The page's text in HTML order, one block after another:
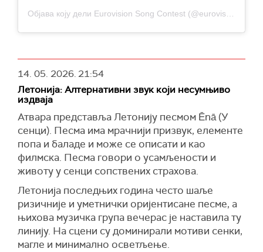
14. 05. 2026.21:54
Летонија: Алтернативни звук који несумњиво
издваја
Атвара представља Летонију песмом Ēnā (У
сенци). Песма има мрачнији призвук, елементе
попа и баладе и може се описати и као
филмска. Песма говори о усамљености и
животу у сенци сопствених страхова.
Летонија последњих година често шаље
ризичније и уметнички оријентисане песме, а
њихова музичка група вечерас је наставила ту
линију. На сцени су доминирали мотиви сенки,
магле и минимално осветљење.